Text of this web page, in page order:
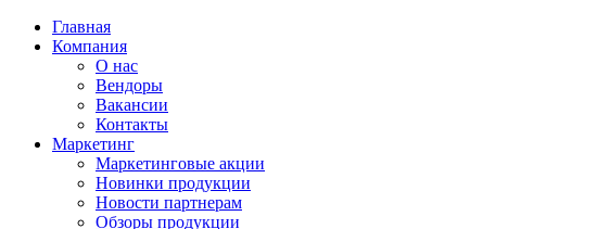
Главная
Компания
О нас
Вендоры
Вакансии
Контакты
Маркетинг
Маркетинговые акции
Новинки продукции
Новости партнерам
Обзоры продукции